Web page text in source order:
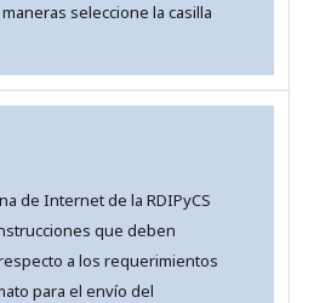
seleccione la casilla
de Internet de la RDIPyCS
que deben
a los requerimientos
para el envío del